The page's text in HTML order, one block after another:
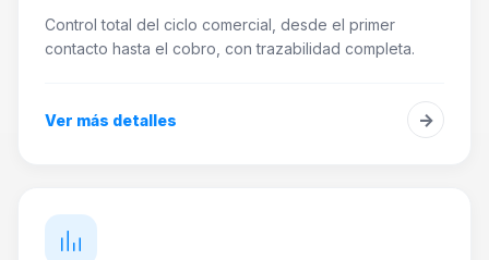
Control total del ciclo comercial, desde el primer
contacto hasta el cobro, con trazabilidad completa.
Ver más detalles →